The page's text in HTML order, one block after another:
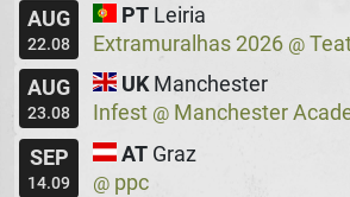
AUG
22.08
PT Leiria
Extramuralhas 2026 @ Teatro
AUG
23.08
UK Manchester
Infest @ Manchester
SEP
14.09
AT Graz
@ ppc